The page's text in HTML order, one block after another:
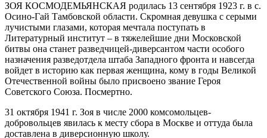
ЗОЯ КОСМОДЕМЬЯНСКАЯ родилась 13 сентября 1923 г. в с.
Осино-Гай Тамбовской области. Скромная девушка с серыми
лучистыми глазами, которая мечтала поступать в
Литературный институт – в тяжелейшие дни Московской
битвы она станет разведчицей-диверсантом части особого
назначения разведотдела штаба Западного фронта и навсегда
войдет в историю как первая женщина, кому в годы Великой
Отечественной войны было присвоено звание Героя
Советского Союза. Посмертно.
31 октября 1941 г. Зоя в числе 2000 комсомольцев-
добровольцев явилась к месту сбора в Москве и оттуда была
доставлена в диверсионную школу.